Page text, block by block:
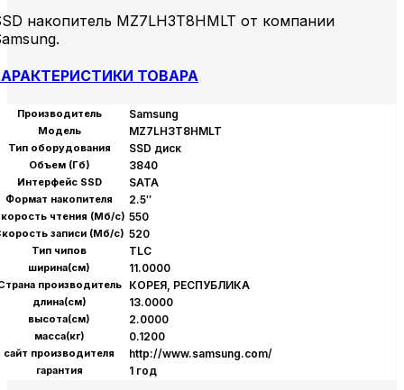
накопитель MZ7LH3T8HMLT от компании
ТОВАРА
Производитель Samsung
Модель MZ7LH3T8HMLT
Тип оборудования SSD диск
Объем (Гб) 3840
Интерфейс SSD SATA
Формат накопителя 2.5″
чтения (Мб/с) 550
записи (Мб/с) 520
Тип чипов TLC
ширина(см) 11.0000
производитель КОРЕЯ, РЕСПУБЛИКА
длина(см) 13.0000
высота(см) 2.0000
масса(кг) 0.1200
сайт производителя http://www.samsung.com/
гарантия 1 год